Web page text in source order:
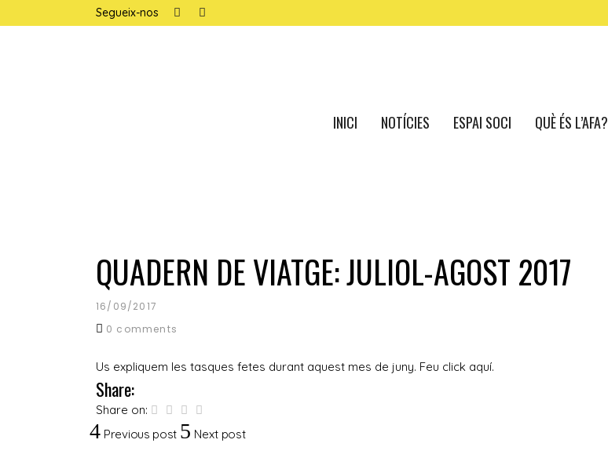
Segueix-nos
INICI NOTÍCIES ESPAI SOCI QUÈ ÉS L’AFA?
QUADERN DE VIATGE: JULIOL-AGOST 2017
16/09/2017
0 comments
Us expliquem les tasques fetes durant aquest mes de juny. Feu click aquí.
Share:
Share on:
Previous post
Next post